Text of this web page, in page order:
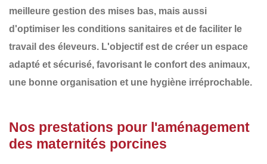
meilleure gestion des mises bas, mais aussi
d'optimiser les conditions sanitaires et de faciliter le
travail des éleveurs. L'objectif est de créer un espace
adapté et sécurisé, favorisant le confort des animaux,
une bonne organisation et une hygiène irréprochable.
Nos prestations pour l'aménagement
des maternités porcines